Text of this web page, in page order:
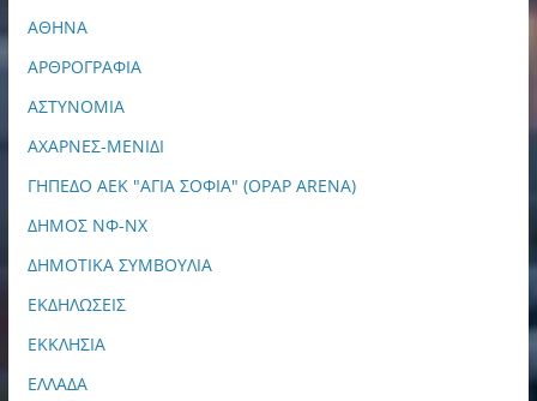
ΑΘΗΝΑ
ΑΡΘΡΟΓΡΑΦΙΑ
ΑΣΤΥΝΟΜΙΑ
ΑΧΑΡΝΕΣ-ΜΕΝΙΔΙ
ΓΗΠΕΔΟ ΑΕΚ "ΑΓΙΑ ΣΟΦΙΑ" (OPAP ARENA)
ΔΗΜΟΣ ΝΦ-ΝΧ
ΔΗΜΟΤΙΚΑ ΣΥΜΒΟΥΛΙΑ
ΕΚΔΗΛΩΣΕΙΣ
ΕΚΚΛΗΣΙΑ
ΕΛΛΑΔΑ